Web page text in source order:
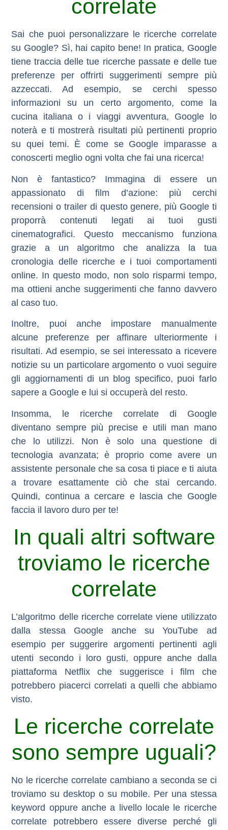
correlate
Sai che puoi personalizzare le ricerche correlate
su Google? Sì, hai capito bene! In pratica, Google
tiene traccia delle tue ricerche passate e delle tue
preferenze per offrirti suggerimenti sempre più
azzeccati. Ad esempio, se cerchi spesso
informazioni su un certo argomento, come la
cucina italiana o i viaggi avventura, Google lo
noterà e ti mostrerà risultati più pertinenti proprio
su quei temi. È come se Google imparasse a
conoscerti meglio ogni volta che fai una ricerca!
Non è fantastico? Immagina di essere un
appassionato di film d’azione: più cerchi
recensioni o trailer di questo genere, più Google ti
proporrà contenuti legati ai tuoi gusti
cinematografici. Questo meccanismo funziona
grazie a un algoritmo che analizza la tua
cronologia delle ricerche e i tuoi comportamenti
online. In questo modo, non solo risparmi tempo,
ma ottieni anche suggerimenti che fanno davvero
al caso tuo.
Inoltre, puoi anche impostare manualmente
alcune preferenze per affinare ulteriormente i
risultati. Ad esempio, se sei interessato a ricevere
notizie su un particolare argomento o vuoi seguire
gli aggiornamenti di un blog specifico, puoi farlo
sapere a Google e lui si occuperà del resto.
Insomma, le ricerche correlate di Google
diventano sempre più precise e utili man mano
che lo utilizzi. Non è solo una questione di
tecnologia avanzata; è proprio come avere un
assistente personale che sa cosa ti piace e ti aiuta
a trovare esattamente ciò che stai cercando.
Quindi, continua a cercare e lascia che Google
faccia il lavoro duro per te!
In quali altri software
troviamo le ricerche
correlate
L’algoritmo delle ricerche correlate viene utilizzato
dalla stessa Google anche su YouTube ad
esempio per suggerire argomenti pertinenti agli
utenti secondo i loro gusti, oppure anche dalla
piattaforma Netflix che suggerisce i film che
potrebbero piacerci correlati a quelli che abbiamo
visto.
Le ricerche correlate
sono sempre uguali?
No le ricerche correlate cambiano a seconda se ci
troviamo su desktop o su mobile. Per una stessa
keyword oppure anche a livello locale le ricerche
correlate potrebbero essere diverse perché gli